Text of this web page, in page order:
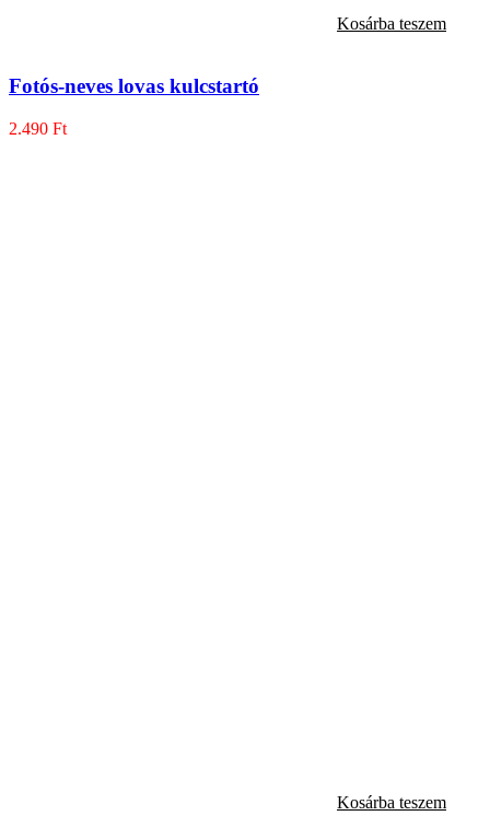
Kosárba teszem
Fotós-neves lovas kulcstartó
2.490 Ft
Kosárba teszem